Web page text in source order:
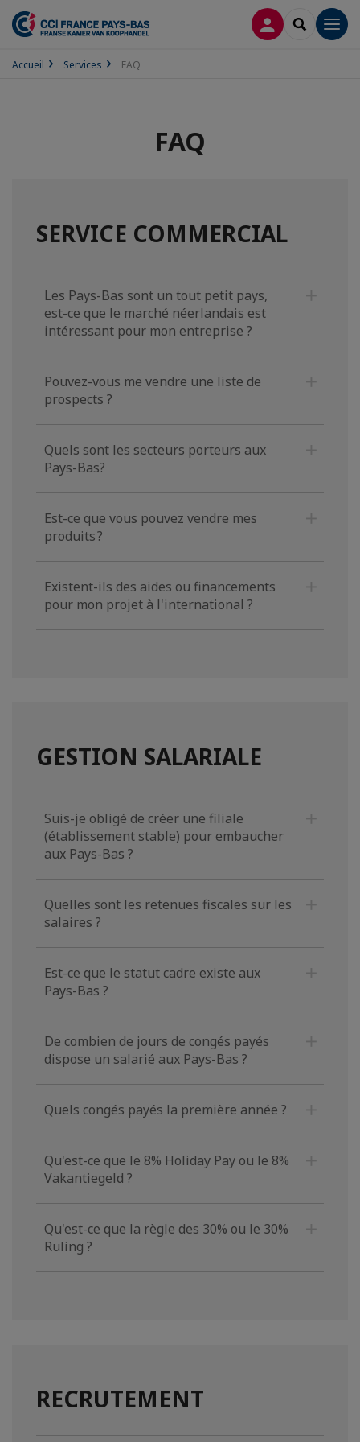
CONNEXION
Accueil Services FAQ
FAQ
SERVICE COMMERCIAL
Les Pays-Bas sont un tout petit pays,
est-ce que le marché néerlandais est
intéressant pour mon entreprise ?
Pouvez-vous me vendre une liste de
prospects ?
Quels sont les secteurs porteurs aux
Pays-Bas?
Est-ce que vous pouvez vendre mes
produits ?
Existent-ils des aides ou financements
pour mon projet à l'international ?
GESTION SALARIALE
Suis-je obligé de créer une filiale
(établissement stable) pour embaucher
aux Pays-Bas ?
Quelles sont les retenues fiscales sur les
salaires ?
Est-ce que le statut cadre existe aux
Pays-Bas ?
De combien de jours de congés payés
dispose un salarié aux Pays-Bas ?
Quels congés payés la première année ?
Qu'est-ce que le 8% Holiday Pay ou le 8%
Vakantiegeld ?
Qu'est-ce que la règle des 30% ou le 30%
Ruling ?
RECRUTEMENT